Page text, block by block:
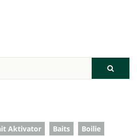
Aktivator Baits
Boilie